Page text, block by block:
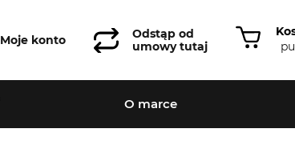
Moje konto
Odstąp od
umowy tutaj
O marce